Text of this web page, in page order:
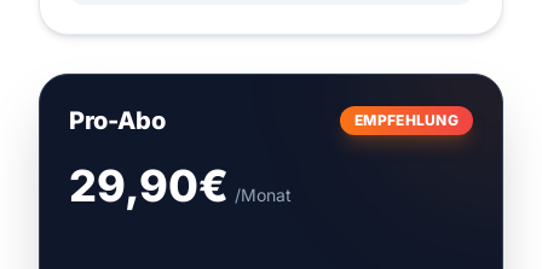
Pro-Abo EMPFEHLUNG
29,90€ /Monat